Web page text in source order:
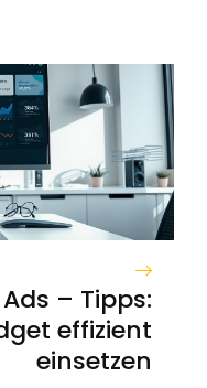
– Tipps:
effizient
einsetzen